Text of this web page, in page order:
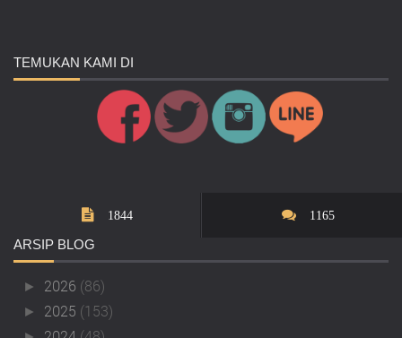
TEMUKAN KAMI DI
1844 1165
ARSIP BLOG
► 2026 (86)
► 2025 (153)